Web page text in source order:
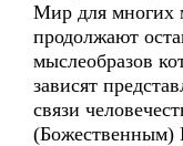
Мир для многих
продолжают
мыслеобразов
зависят
связи
(Божественным)